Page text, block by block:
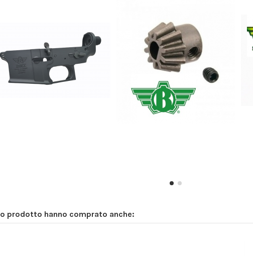
prodotto hanno comprato anche: